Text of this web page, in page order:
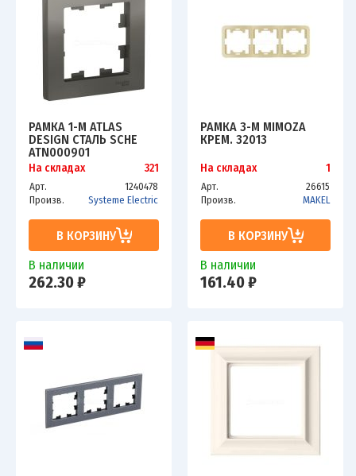
РАМКА 1-М ATLAS
DESIGN СТАЛЬ SCHE
ATN000901
На складах 321
Арт.
1240478
Произв.
Systeme Electric
В КОРЗИНУ
В наличии
262.30 ₽
РАМКА 3-М MIMOZA
КРЕМ. 32013
На складах 1
Арт.
26615
Произв.
MAKEL
В КОРЗИНУ
В наличии
161.40 ₽